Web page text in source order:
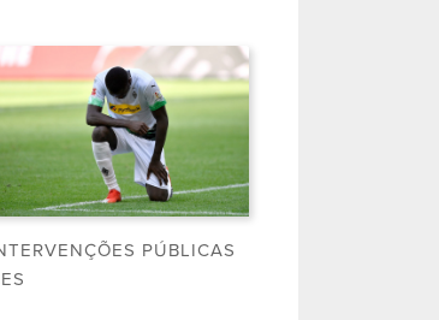
PÚBLICAS